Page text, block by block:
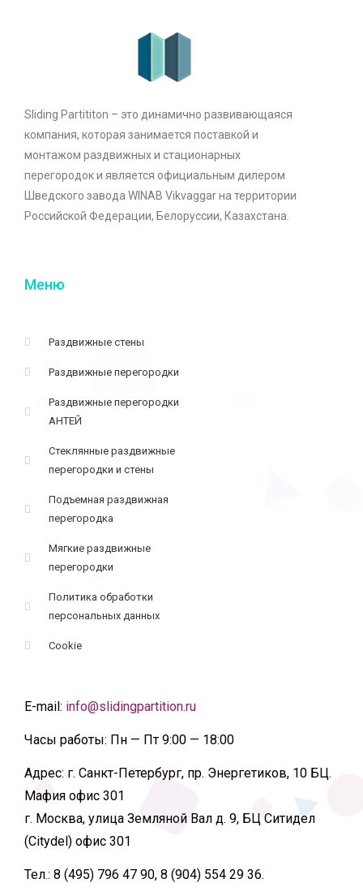
Sliding Partititon – это динамично развивающаяся
компания, которая занимается поставкой и
монтажом раздвижных и стационарных
перегородок и является официальным дилером
Шведского завода WINAB Vikvaggar на территории
Российской Федерации, Белоруссии, Казахстана.
Меню
Раздвижные стены
Раздвижные перегородки
Раздвижные перегородки
АНТЕЙ
Стеклянные раздвижные
перегородки и стены
Подъемная раздвижная
перегородка
Мягкие раздвижные
перегородки
Политика обработки
персональных данных
Cookie
E-mail: info@slidingpartition.ru
Часы работы: Пн — Пт 9:00 — 18:00
Адрес: г. Санкт-Петербург, пр. Энергетиков, 10 БЦ.
Мафия офис 301
г. Москва, улица Земляной Вал д. 9, БЦ Ситидел
(Citydel) офис 301
Тел.: 8 (495) 796 47 90, 8 (904) 554 29 36.